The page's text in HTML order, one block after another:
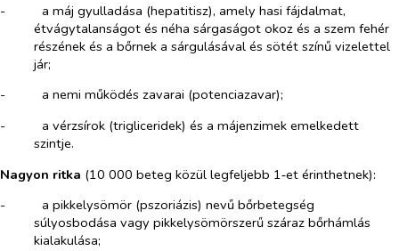
-​
a máj gyulladása (hepatitisz), amely hasi fájdalmat,
étvágytalanságot és néha sárgaságot okoz és a szem fehér
részének és a bőrnek a sárgulásával és sötét színű vizelettel
jár;
-​
a nemi működés zavarai (potenciazavar);
-​
a vérzsírok (trigliceridek) és a májenzimek emelkedett
szintje.
Nagyon ritka (10 000 beteg közül legfeljebb 1‑et érinthetnek):
-​
a pikkelysömör (pszoriázis) nevű bőrbetegség
súlyosbodása vagy pikkelysömörszerű száraz bőrhámlás
kialakulása;